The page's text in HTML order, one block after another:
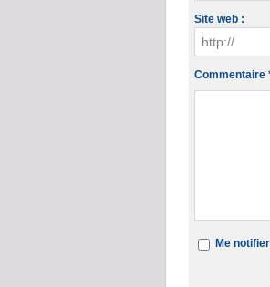
Site web :
Commentaire
Me